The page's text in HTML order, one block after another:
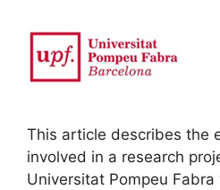
This article describes the
involved in a research
Universitat Pompeu